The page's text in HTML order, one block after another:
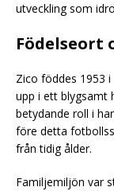
utveckling som
Födelseort
Zico föddes 1953 i
upp i ett blygsamt
betydande roll i
före detta
från tidig ålder.
Familjemiljön var